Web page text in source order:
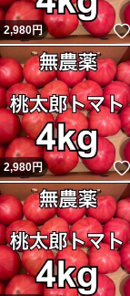
2,980円
2,980円